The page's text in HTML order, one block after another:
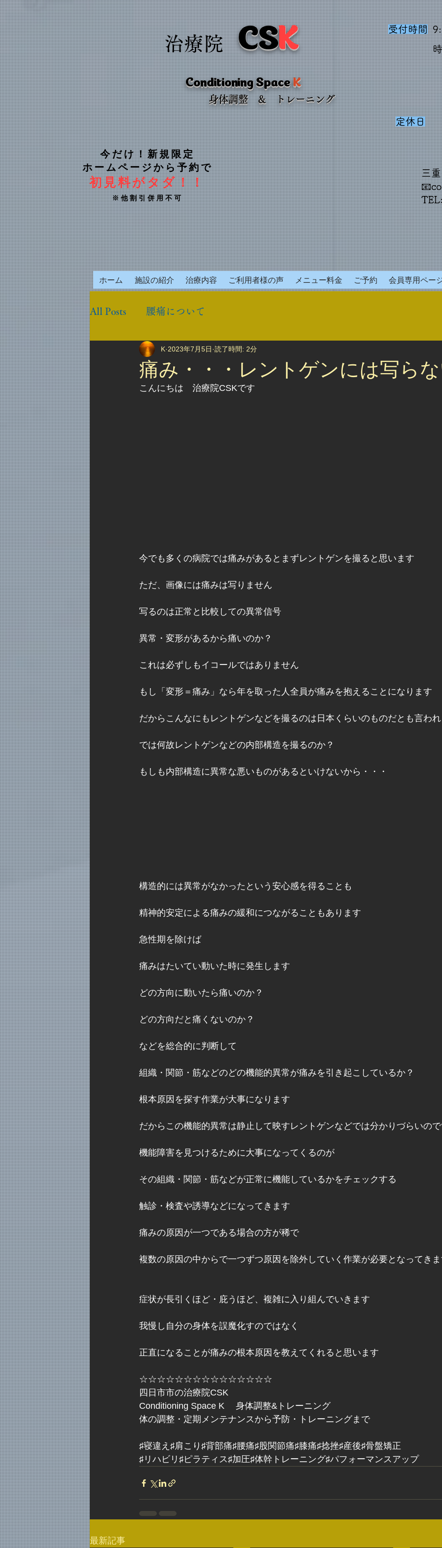
治療院 CSK 受付時間
Conditioning SpaceK
​身体調整 & トレーニング
今だけ！新規限定
ホームページから予約で
初見料がタダ！！
※他割引併用不可
定休日
三
📧
ホーム 施設の紹介 治療内容 ご利用者様の声 メニュー料金 ご予約 会員専用ペー
All Posts 腰痛について
痛み・・・レントゲンには写ら
K 2023年7月5日 読了時間: 2分
こんにちは　治療院CSKです
今でも多くの病院では痛みがあるとまずレントゲンを撮ると思います
ただ、画像には痛みは写りません
写るのは正常と比較しての異常信号
異常・変形があるから痛いのか？
これは必ずしもイコールではありません
もし「変形＝痛み」なら年を取った人全員が痛みを抱えることになります
だからこんなにもレントゲンなどを撮るのは日本くらいのものだとも言わ
では何故レントゲンなどの内部構造を撮るのか？
もしも内部構造に異常な悪いものがあるといけないから・・・
構造的には異常がなかったという安心感を得ることも
精神的安定による痛みの緩和につながることもあります
急性期を除けば
痛みはたいてい動いた時に発生します
どの方向に動いたら痛いのか？
どの方向だと痛くないのか？
などを総合的に判断して
組織・関節・筋などのどの機能的異常が痛みを引き起こしているか？
根本原因を探す作業が大事になります
だからこの機能的異常は静止して映すレントゲンなどでは分かりづらいの
機能障害を見つけるために大事になってくるのが
その組織・関節・筋などが正常に機能しているかをチェックする
触診・検査や誘導などになってきます
痛みの原因が一つである場合の方が稀で
複数の原因の中からで一つずつ原因を除外していく作業が必要となってき
症状が長引くほど・庇うほど、複雑に入り組んでいきます
我慢し自分の身体を誤魔化すのではなく
正直になることが痛みの根本原因を教えてくれると思います
☆☆☆☆☆☆☆☆☆☆☆☆☆☆☆
四日市市の治療院CSK
Conditioning Space K 　身体調整&トレーニング
体の調整・定期メンテナンスから予防・トレーニングまで
♯寝違え♯肩こり♯背部痛♯腰痛♯股関節痛♯膝痛♯捻挫♯産後♯骨盤矯正
♯リハビリ♯ピラティス♯加圧♯体幹トレーニング♯パフォーマンスアップ
最新記事